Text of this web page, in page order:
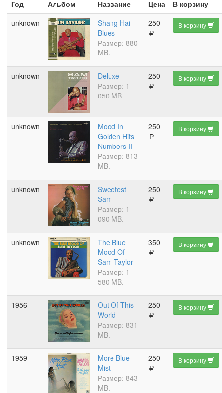
Год Альбом Название Цена
В корзину
unknown
Shang Hai
Blues
Размер: 880
MB.
250
a
В корзину
unknown
Deluxe
Размер: 1
050 MB.
250
a
В корзину
unknown
Mood In
Golden Hits
Numbers II
Размер: 813
MB.
250
a
В корзину
unknown
Sweetest
Sam
Размер: 1
090 MB.
250
a
В корзину
unknown
The Blue
Mood Of
Sam Taylor
Размер: 1
580 MB.
350
a
В корзину
1956
Out Of This
World
Размер: 831
MB.
250
a
В корзину
1959
More Blue
Mist
Размер: 843
MB.
250
a
В корзину